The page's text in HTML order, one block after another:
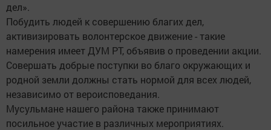
дел».
Побудить людей к совершению благих дел,
активизировать волонтерское движение - такие
намерения имеет ДУМ РТ, объявив о проведении акции.
Совершать добрые поступки во благо окружающих и
родной земли должны стать нормой для всех людей,
независимо от вероисповедания.
Мусульмане нашего района также принимают
посильное участие в различных мероприятиях.